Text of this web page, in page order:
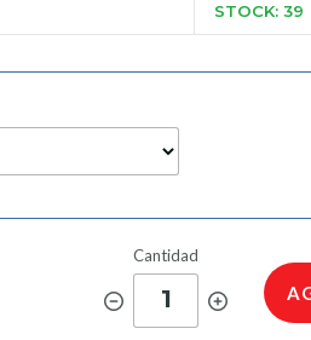
STOCK: 39
Cantidad
1